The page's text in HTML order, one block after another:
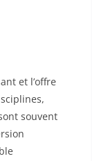
et l’offre
souvent